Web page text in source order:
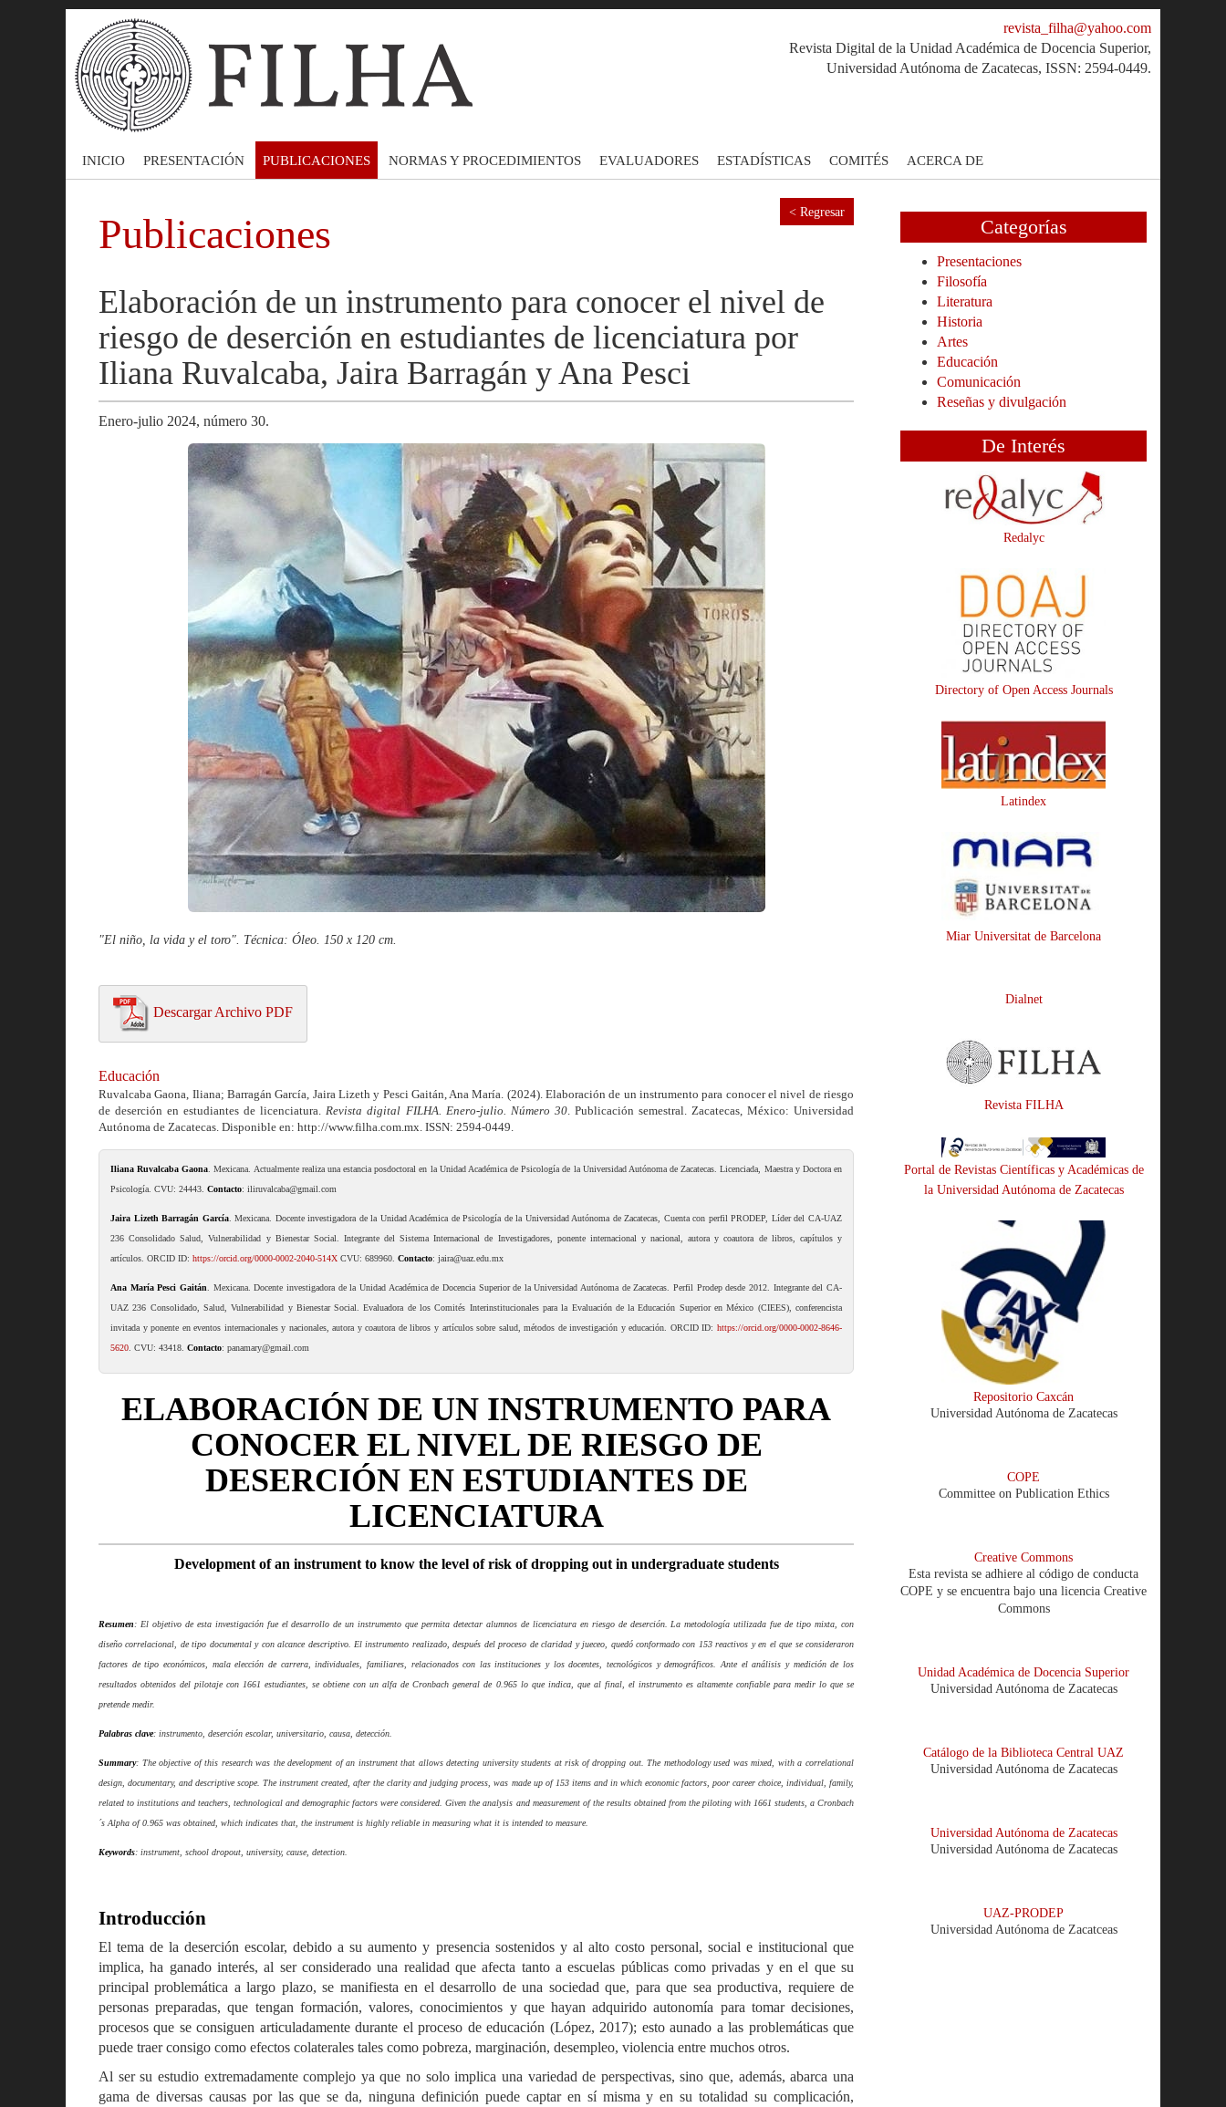
revista_filha@yahoo.com
Revista Digital de la Unidad Académica de Docencia Superior,
Universidad Autónoma de Zacatecas, ISSN: 2594-0449.
INICIO PRESENTACIÓN PUBLICACIONES NORMAS Y PROCEDIMIENTOS EVALUADORES ESTADÍSTICAS COMITÉS ACERCA DE
< Regresar
Publicaciones
Elaboración de un instrumento para conocer el nivel de
riesgo de deserción en estudiantes de licenciatura por
Iliana Ruvalcaba, Jaira Barragán y Ana Pesci
Enero-julio 2024, número 30.
"El niño, la vida y el toro". Técnica: Óleo. 150 x 120 cm.
Descargar Archivo PDF
Educación
Ruvalcaba Gaona, Iliana; Barragán García, Jaira Lizeth y Pesci Gaitán, Ana María. (2024). Elaboración de un instrumento para conocer el nivel de riesgo
de deserción en estudiantes de licenciatura.Revista digital FILHA. Enero-julio. Número 30. Publicación semestral. Zacatecas, México: Universidad
Autónoma de Zacatecas. Disponible en: http://www.filha.com.mx. ISSN: 2594-0449.
Iliana Ruvalcaba Gaona . Mexicana. Actualmente realiza una estancia posdoctoral en la Unidad Académica de Psicología de la Universidad Autónoma de Zacatecas. Licenciada, Maestra y Doctora en
Psicología. CVU: 24443. Contacto: iliruvalcaba@gmail.com
Jaira Lizeth Barragán García. Mexicana. Docente investigadora de la Unidad Académica de Psicología de la Universidad Autónoma de Zacatecas, Cuenta con perfil PRODEP, Líder del CA-UAZ
236 Consolidado Salud, Vulnerabilidad y Bienestar Social. Integrante del Sistema Internacional de Investigadores, ponente internacional y nacional, autora y coautora de libros, capítulos y
artículos. ORCID ID: https://orcid.org/0000-0002-2040-514X CVU: 689960. Contacto: jaira@uaz.edu.mx
Ana María Pesci Gaitán . Mexicana. Docente investigadora de la Unidad Académica de Docencia Superior de la Universidad Autónoma de Zacatecas. Perfil Prodep desde 2012. Integrante del CA-
UAZ 236 Consolidado, Salud, Vulnerabilidad y Bienestar Social. Evaluadora de los Comités Interinstitucionales para la Evaluación de la Educación Superior en México (CIEES), conferencista
invitada y ponente en eventos internacionales y nacionales, autora y coautora de libros y artículos sobre salud, métodos de investigación y educación. ORCID ID: https://orcid.org/0000-0002-8646-
5620 . CVU: 43418. Contacto: panamary@gmail.com
ELABORACIÓN DE UN INSTRUMENTO PARA
CONOCER EL NIVEL DE RIESGO DE
DESERCIÓN EN ESTUDIANTES DE
LICENCIATURA
Development of an instrument to know the level of risk of dropping out in undergraduate students
Resumen: El objetivo de esta investigación fue el desarrollo de un instrumento que permita detectar alumnos de licenciatura en riesgo de deserción. La metodología utilizada fue de tipo mixta, con
diseño correlacional, de tipo documental y con alcance descriptivo. El instrumento realizado, después del proceso de claridad y jueceo, quedó conformado con 153 reactivos y en el que se consideraron
factores de tipo económicos, mala elección de carrera, individuales, familiares, relacionados con las instituciones y los docentes, tecnológicos y demográficos. Ante el análisis y medición de los
resultados obtenidos del pilotaje con 1661 estudiantes, se obtiene con un alfa de Cronbach general de 0.965 lo que indica, que al final, el instrumento es altamente confiable para medir lo que se
pretende medir.
Palabras clave: instrumento, deserción escolar, universitario, causa, detección.
Summary: The objective of this research was the development of an instrument that allows detecting university students at risk of dropping out. The methodology used was mixed, with a correlational
design, documentary, and descriptive scope. The instrument created, after the clarity and judging process, was made up of 153 items and in which economic factors, poor career choice, individual, family,
related to institutions and teachers, technological and demographic factors were considered. Given the analysis and measurement of the results obtained from the piloting with 1661 students, a Cronbach
´s Alpha of 0.965 was obtained, which indicates that, the instrument is highly reliable in measuring what it is intended to measure.
Keywords: instrument, school dropout, university, cause, detection.
Introducción
El tema de la deserción escolar, debido a su aumento y presencia sostenidos y al alto costo personal, social e institucional que
implica, ha ganado interés, al ser considerado una realidad que afecta tanto a escuelas públicas como privadas y en el que su
principal problemática a largo plazo, se manifiesta en el desarrollo de una sociedad que, para que sea productiva, requiere de
personas preparadas, que tengan formación, valores, conocimientos y que hayan adquirido autonomía para tomar decisiones,
procesos que se consiguen articuladamente durante el proceso de educación (López, 2017); esto aunado a las problemáticas que
puede traer consigo como efectos colaterales tales como pobreza, marginación, desempleo, violencia entre muchos otros.
Al ser su estudio extremadamente complejo ya que no solo implica una variedad de perspectivas, sino que, además, abarca una
gama de diversas causas por las que se da, ninguna definición puede captar en sí misma y en su totalidad su complicación,
Categorías
Presentaciones
Filosofía
Literatura
Historia
Artes
Educación
Comunicación
Reseñas y divulgación
De Interés
Redalyc
Directory of Open Access Journals
Latindex
Miar Universitat de Barcelona
Dialnet
Revista FILHA
Portal de Revistas Científicas y Académicas de
la Universidad Autónoma de Zacatecas
Repositorio Caxcán
Universidad Autónoma de Zacatecas
COPE
Committee on Publication Ethics
Creative Commons
Esta revista se adhiere al código de conducta
COPE y se encuentra bajo una licencia Creative
Commons
Unidad Académica de Docencia Superior
Universidad Autónoma de Zacatecas
Catálogo de la Biblioteca Central UAZ
Universidad Autónoma de Zacatecas
Universidad Autónoma de Zacatecas
Universidad Autónoma de Zacatecas
UAZ-PRODEP
Universidad Autónoma de Zacatceas